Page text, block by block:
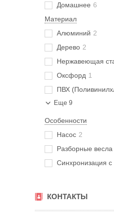
Домашнее 6
Материал
Алюминий 2
Дерево 2
Нержавеющая
Оксфорд 1
ПВХ
Еще 9
Особенности
Насос 2
Разборные весла
Синхронизация
КОНТАКТЫ